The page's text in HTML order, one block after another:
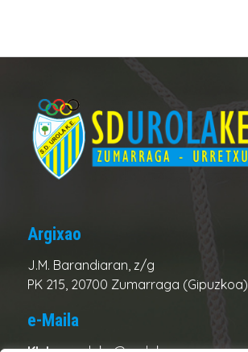
Argixao
J.M. Barandiaran, z/g
PK 215, 20700 Zumarraga (Gipuzkoa)
e-Maila